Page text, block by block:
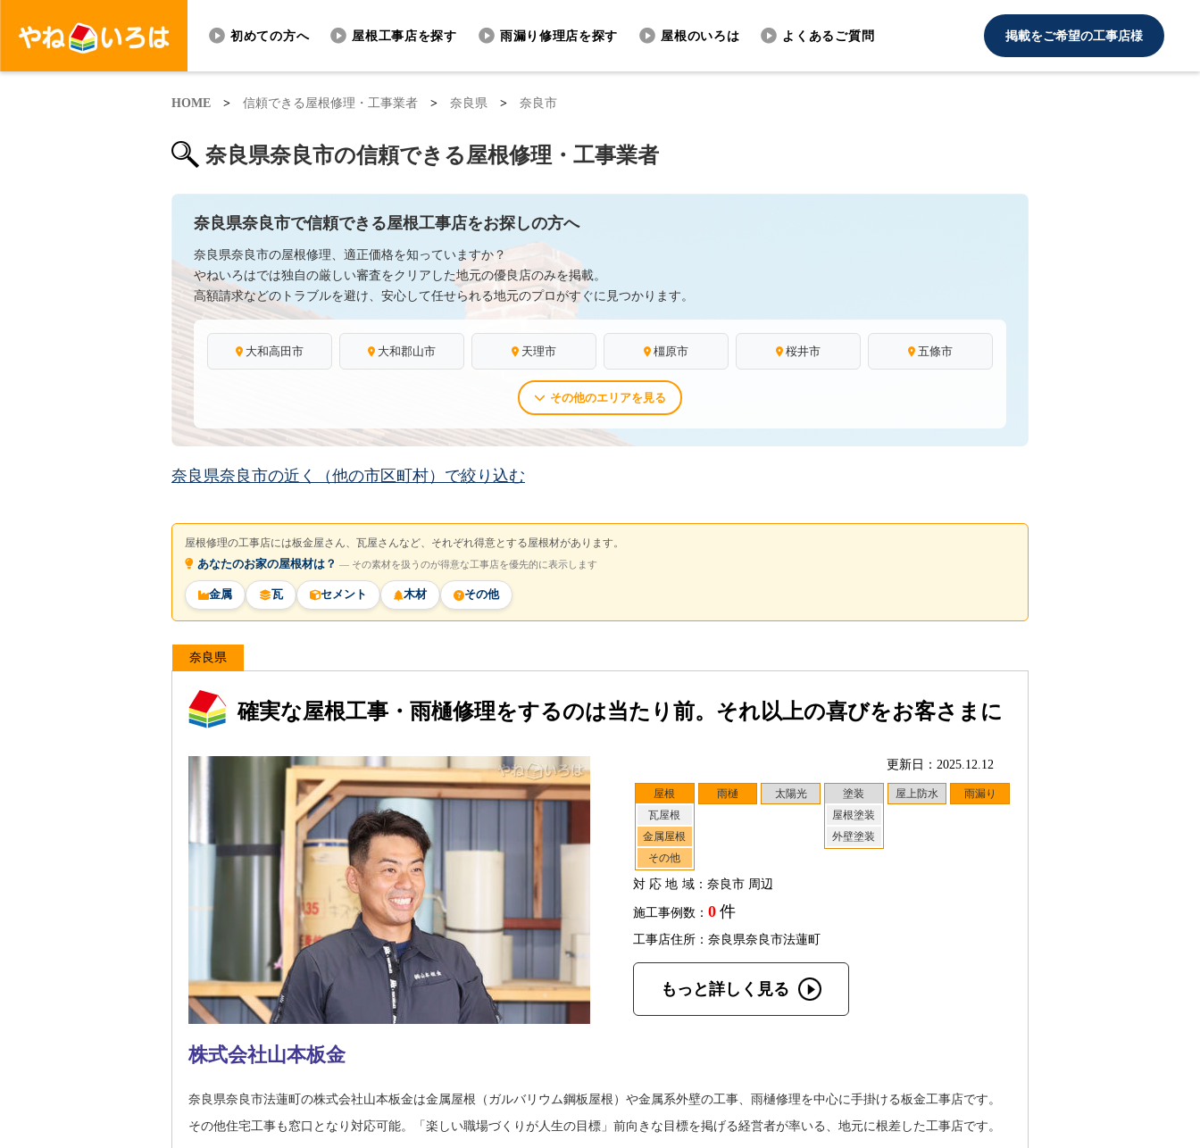
初めての方へ 屋根工事店を探す 雨漏り修理店を探す 屋根のいろは よくあるご質問 掲載をご希望の工事店様
HOME > 信頼できる屋根修理・工事業者 > 奈良県 > 奈良市
奈良県奈良市の信頼できる屋根修理・工事業者
奈良県奈良市で信頼できる屋根工事店をお探しの方へ
奈良県奈良市の屋根修理、適正価格を知っていますか？
やねいろはでは独自の厳しい審査をクリアした地元の優良店のみを掲載。
高額請求などのトラブルを避け、安心して任せられる地元のプロがすぐに見つかります。
大和高田市 大和郡山市 天理市 橿原市 桜井市 五條市
その他のエリアを見る
奈良県奈良市の近く（他の市区町村）で絞り込む
屋根修理の工事店には板金屋さん、瓦屋さんなど、それぞれ得意とする屋根材があります。
あなたのお家の屋根材は？ ― その素材を扱うのが得意な工事店を優先的に表示します
金属 瓦 セメント 木材 その他
奈良県
確実な屋根工事・雨樋修理をするのは当たり前。それ以上の喜びをお客さまに
更新日：2025.12.12
屋根
瓦屋根
金属屋根
その他
雨樋 太陽光
塗装
屋根塗装
外壁塗装
屋上防水 雨漏り
対応地域：奈良市 周辺
施工事例数： 0 件
工事店住所：奈良県奈良市法蓮町
もっと詳しく見る
株式会社山本板金
奈良県奈良市法蓮町の株式会社山本板金は金属屋根（ガルバリウム鋼板屋根）や金属系外壁の工事、雨樋修理を中心に手掛ける板金工事店です。
その他住宅工事も窓口となり対応可能。「楽しい職場づくりが人生の目標」前向きな目標を掲げる経営者が率いる、地元に根差した工事店です。